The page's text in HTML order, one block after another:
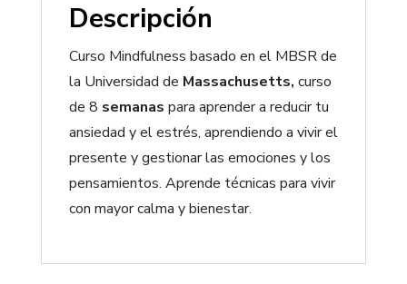
Descripción
Curso Mindfulness basado en el MBSR de
la Universidad de Massachusetts, curso
de 8 semanas para aprender a reducir tu
ansiedad y el estrés, aprendiendo a vivir el
presente y gestionar las emociones y los
pensamientos. Aprende técnicas para vivir
con mayor calma y bienestar.